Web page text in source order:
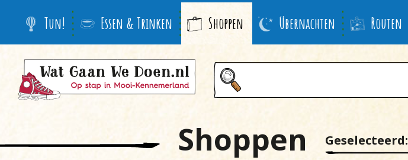
Tun! Essen & Trinken Shoppen Übernachten Routen
Shoppen Geselecteerd: